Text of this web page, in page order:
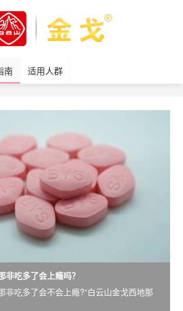
南 适用人群
非吃多了会上瘾吗？
非吃多了会不会上瘾?“白云山金戈西地那